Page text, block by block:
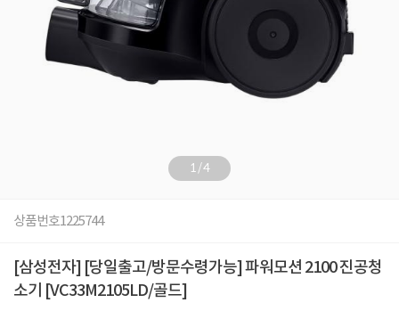
1/4
상품번호1225744
[삼성전자] [당일출고/방문수령가능] 파워모션 2100 진공청
소기 [VC33M2105LD/골드]